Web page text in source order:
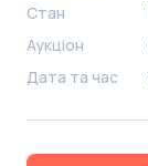
Стан
Аукціон
Дата та час